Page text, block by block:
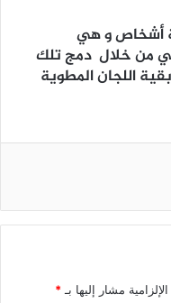
أشخاص و هي
من خلال دمج تلك
اللجان المطوية
مشار إليها بـ*